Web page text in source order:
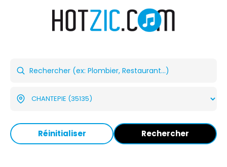
Réinitialiser Rechercher